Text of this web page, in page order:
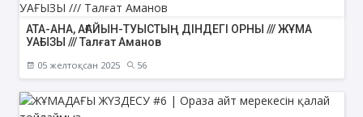
АТА-АНА, АҒАЙЫН-ТУЫСТЫҢ ДІНДЕГІ ОРНЫ /// ЖҰМА
УАҒЫЗЫ /// Талғат Аманов
05 желтоқсан 2025 56